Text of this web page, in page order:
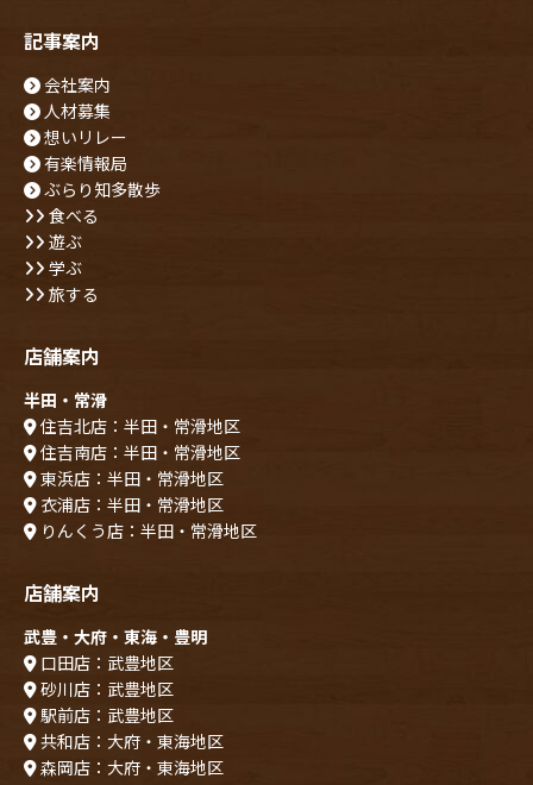
記事案内
会社案内
人材募集
想いリレー
有楽情報局
ぶらり知多散歩
食べる
遊ぶ
学ぶ
旅する
店舗案内
半田・常滑
住吉北店：半田・常滑地区
住吉南店：半田・常滑地区
東浜店：半田・常滑地区
衣浦店：半田・常滑地区
りんくう店：半田・常滑地区
店舗案内
武豊・大府・東海・豊明
口田店：武豊地区
砂川店：武豊地区
駅前店：武豊地区
共和店：大府・東海地区
森岡店：大府・東海地区